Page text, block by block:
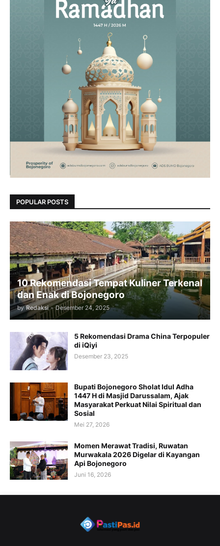
POPULAR POSTS
10 Rekomendasi Tempat Kuliner Terkenal
dan Enak di Bojonegoro
by Redaksi - Desember 24, 2025
5 Rekomendasi Drama China Terpopuler
di iQiyi
Desember 23, 2025
Bupati Bojonegoro Sholat Idul Adha
1447 H di Masjid Darussalam, Ajak
Masyarakat Perkuat Nilai Spiritual dan
Sosial
Mei 27, 2026
Momen Merawat Tradisi, Ruwatan
Murwakala 2026 Digelar di Kayangan
Api Bojonegoro
Juni 16, 2026